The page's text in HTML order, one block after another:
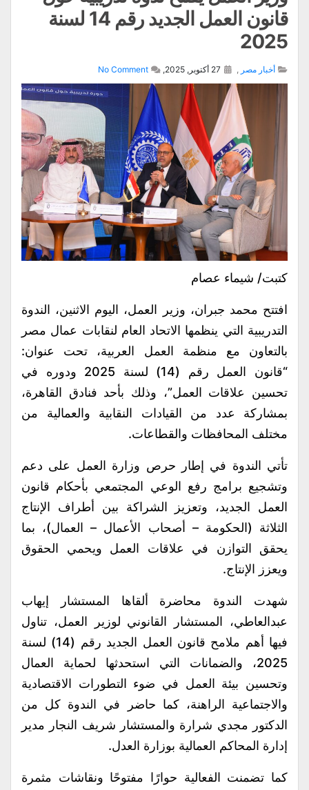
قانون العمل الجديد رقم 14 لسنة
2025
أخبار مصر ,
No Comment
كتبت/ شيماء عصام
افتتح محمد جبران، وزير العمل، اليوم الاثنين، الندوة
التدريبية التي ينظمها الاتحاد العام لنقابات عمال مصر
بالتعاون مع منظمة العمل العربية، تحت عنوان:
“قانون العمل رقم (14) لسنة 2025 ودوره في
تحسين علاقات العمل”، وذلك بأحد فنادق القاهرة،
بمشاركة عدد من القيادات النقابية والعمالية من
مختلف المحافظات والقطاعات.
تأتي الندوة في إطار حرص وزارة العمل على دعم
وتشجيع برامج رفع الوعي المجتمعي بأحكام قانون
العمل الجديد، وتعزيز الشراكة بين أطراف الإنتاج
الثلاثة (الحكومة – أصحاب الأعمال – العمال)، بما
يحقق التوازن في علاقات العمل ويحمي الحقوق
ويعزز الإنتاج.
شهدت الندوة محاضرة ألقاها المستشار إيهاب
عبدالعاطي، المستشار القانوني لوزير العمل، تناول
فيها أهم ملامح قانون العمل الجديد رقم (14) لسنة
2025، والضمانات التي استحدثها لحماية العمال
وتحسين بيئة العمل في ضوء التطورات الاقتصادية
والاجتماعية الراهنة، كما حاضر في الندوة كل من
الدكتور مجدي شرارة والمستشار شريف النجار مدير
إدارة المحاكم العمالية بوزارة العدل.
كما تضمنت الفعالية حوارًا مفتوحًا ونقاشات مثمرة